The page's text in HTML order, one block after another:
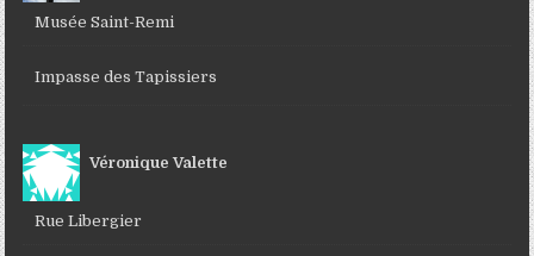
Musée Saint-Remi
Impasse des Tapissiers
Véronique Valette
Rue Libergier